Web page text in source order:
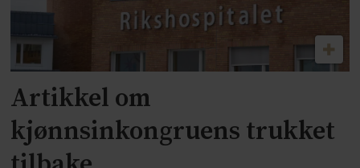
Artikkel om
kjønnsinkongruens trukket